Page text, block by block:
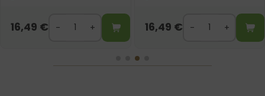
16,49 €